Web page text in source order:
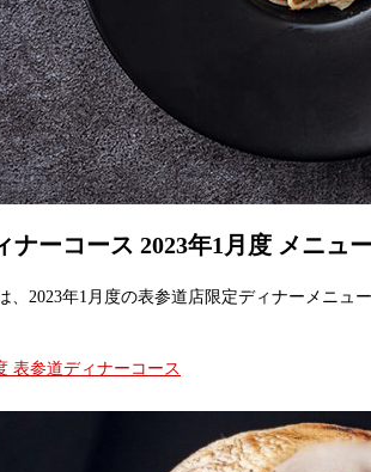
ナーコース 2023年1月度 メニュ
、2023年1月度の表参道店限定ディナーメニュ
表参道ディナーコース